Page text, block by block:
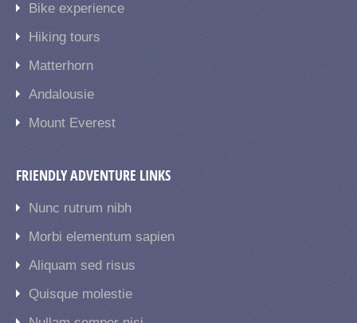
Bike experience
Hiking tours
Matterhorn
Andalousie
Mount Everest
FRIENDLY ADVENTURE LINKS
Nunc rutrum nibh
Morbi elementum sapien
Aliquam sed risus
Quisque molestie